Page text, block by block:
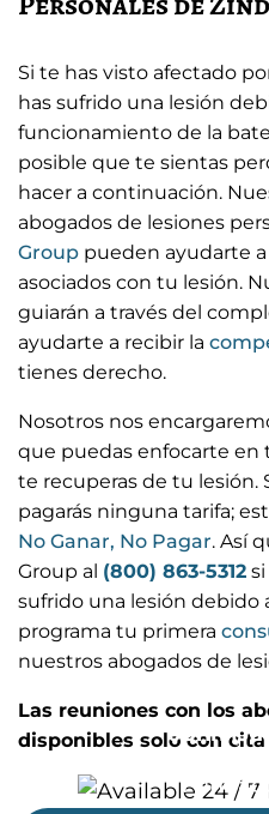
Si te has visto afectado
has sufrido una lesión
funcionamiento de la
posible que te sientas
hacer a continuación.
abogados de lesiones
Group pueden ayudarte
asociados con tu lesión.
guiarán a través del
ayudarte a recibir la
tienes derecho.
Nosotros nos
que puedas enfocarte en
te recuperas de tu lesión.
pagarás ninguna tarifa;
No Ganar, No Pagar. Así
Group al (800) 863-5312
sufrido una lesión debido
programa tu primera
nuestros abogados de
Las reuniones con los
disponibles solo con
John